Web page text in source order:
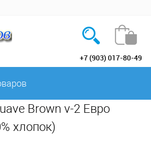
+7 (903) 017-80-49
Brown v-2 Евро
хлопок)